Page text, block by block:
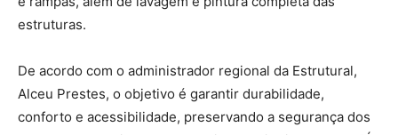
estruturas.
De acordo com o administrador regional da Estrutural,
Alceu Prestes, o objetivo é garantir durabilidade,
conforto e acessibilidade, preservando a segurança dos